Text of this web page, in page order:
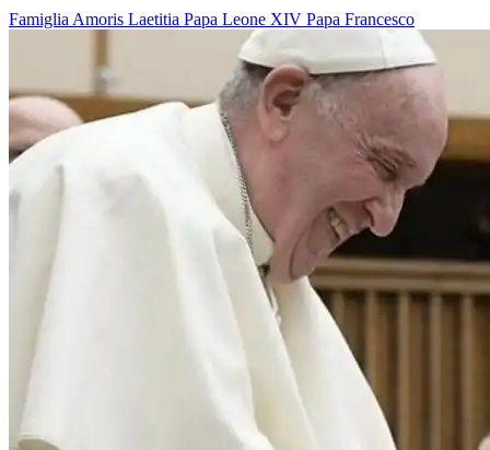
Famiglia Amoris Laetitia Papa Leone XIV Papa Francesco